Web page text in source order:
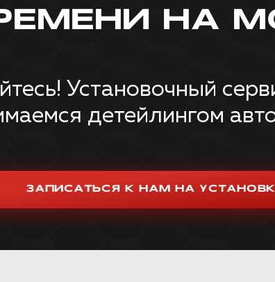
НА
Установочный
детейлингом
ЗАПИСАТЬСЯ К НАМ НА